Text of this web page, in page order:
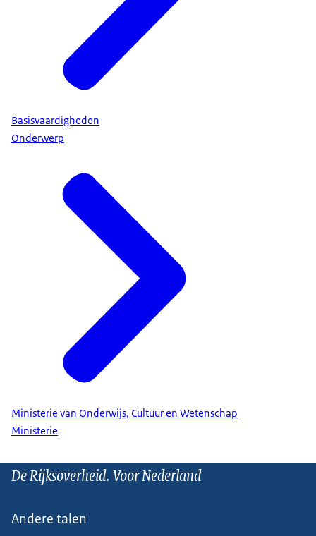
Basisvaardigheden
Onderwerp
Ministerie van Onderwijs, Cultuur en Wetenschap
Ministerie
De Rijksoverheid. Voor Nederland
Andere talen